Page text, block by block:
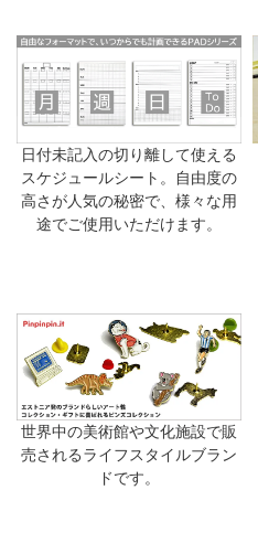
日付未記入の切り離して使える
スケジュールシート。自由度の
高さが人気の秘密で、様々な用
途でご使用いただけます。
世界中の美術館や文化施設で販
売されるライフスタイルブラン
ドです。